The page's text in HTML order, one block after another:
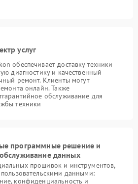
услуг
обеспечивает доставку техники
диагностику и качественный
ремонт. Клиенты могут
онлайн. Также
обслуживание для
техники
программные решение и
данных
прошивок и инструментов,
данными:
конфиденциальность и